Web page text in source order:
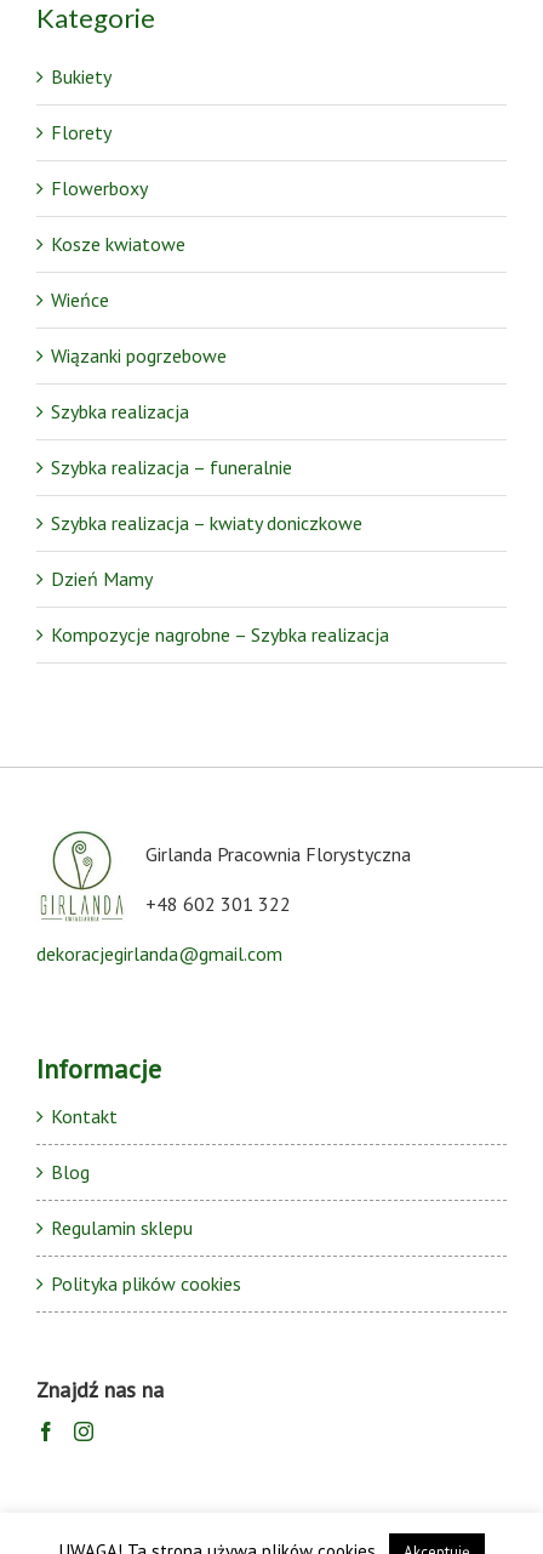
Kategorie
Bukiety
Florety
Flowerboxy
Kosze kwiatowe
Wieńce
Wiązanki pogrzebowe
Szybka realizacja
Szybka realizacja – funeralnie
Szybka realizacja – kwiaty doniczkowe
Dzień Mamy
Kompozycje nagrobne – Szybka realizacja
Girlanda Pracownia Florystyczna
+48 602 301 322
dekoracjegirlanda@gmail.com
Informacje
Kontakt
Blog
Regulamin sklepu
Polityka plików cookies
Znajdź nas na